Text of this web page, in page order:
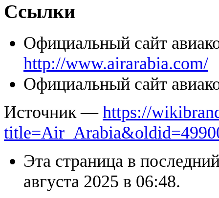
Ссылки
Официальный сайт
http://www.airarabia.com/
Официальный сайт
Источник — https://
Эта страница в
августа 2025 в 06:48.